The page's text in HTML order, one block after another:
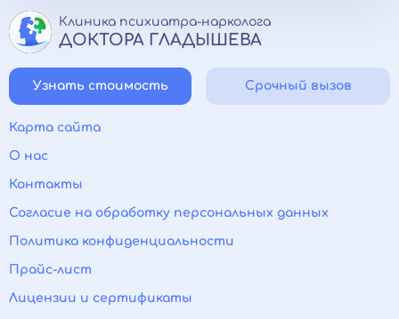
Клиника психиатра-нарколога
ДОКТОРА ГЛАДЫШЕВА
Узнать стоимость Срочный вызов
Карта сайта
О нас
Контакты
Согласие на обработку персональных данных
Политика конфиденциальности
Прайс-лист
Лицензии и сертификаты